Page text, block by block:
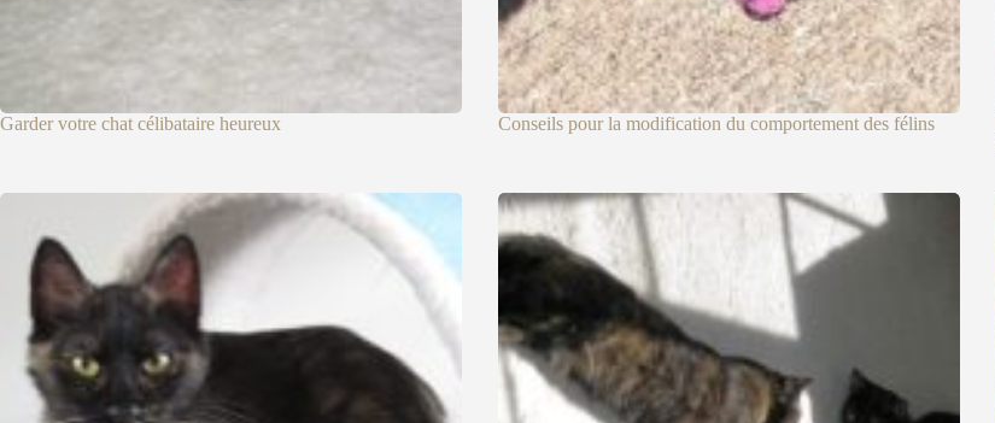
Garder votre chat célibataire heureux Conseils pour la modification du comportement des félins